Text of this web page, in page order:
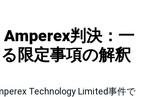
Amperex判決：一
限定事項の解釈
Technology Limited事件で